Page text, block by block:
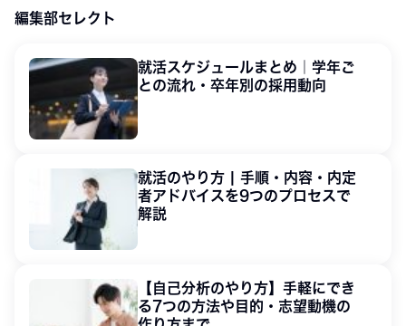
編集部セレクト
就活スケジュールまとめ｜学年ご
との流れ・卒年別の採用動向
就活のやり方 | 手順・内容・内定
者アドバイスを9つのプロセスで
解説
【自己分析のやり方】手軽にでき
る7つの方法や目的・志望動機の